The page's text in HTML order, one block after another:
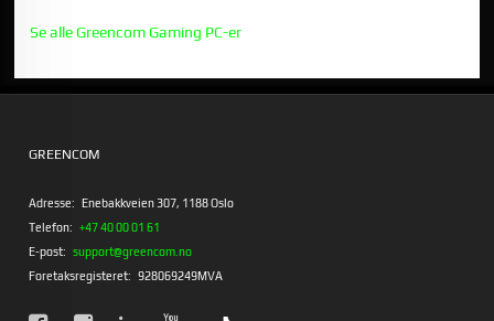
Se alle Greencom Gaming PC-er
GREENCOM
Adresse: Enebakkveien 307, 1188 Oslo
Telefon: +47 40 00 01 61
E-post: support@greencom.no
Foretaksregisteret: 928069249MVA